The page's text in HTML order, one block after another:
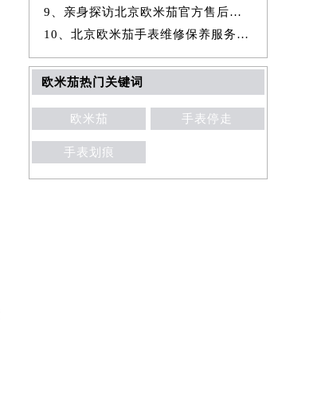
9、亲身探访北京欧米茄官方售后服务中心｜详细地址及服务电话（2026年7
10、北京欧米茄手表维修保养服务权威公示（2026年7月最新）
欧米茄热门关键词
欧米茄 手表停走
手表划痕